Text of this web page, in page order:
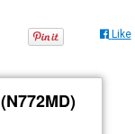
Like